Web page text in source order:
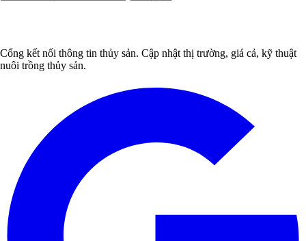
Cổng kết nối thông tin thủy sản. Cập nhật thị trường, giá cả, kỹ thuật
nuôi trồng thủy sản.